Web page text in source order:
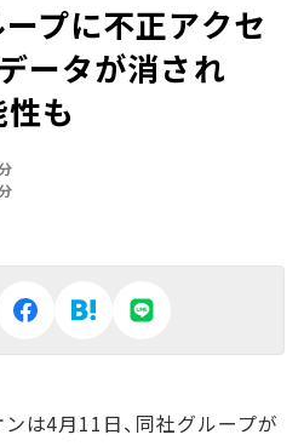
プに不正アクセ
ータが消され
も
は4月11日、同社グループが